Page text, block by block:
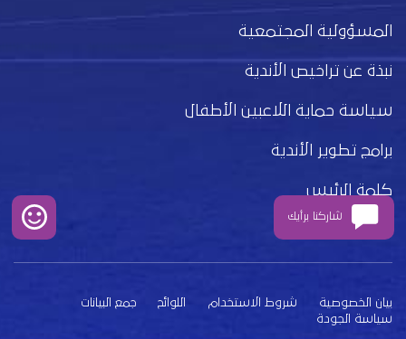
المسؤولية المجتمعية
نبذة عن تراخيص الأندية
سياسة حماية اللاعبين الأطفال
برامج تطوير الأندية
كلمة الرئيس
مجلس الإدارة
بيان الخصوصية شروط الاستخدام اللوائح
جمع البيانات
سياسة الجودة
شاركنا برأيك